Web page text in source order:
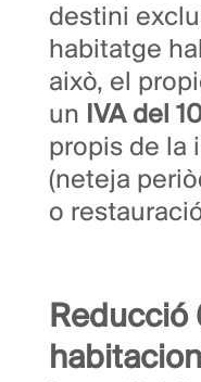
destini
habitatge
això, el
un IVA del
propis de la
(neteja
o
Reducció